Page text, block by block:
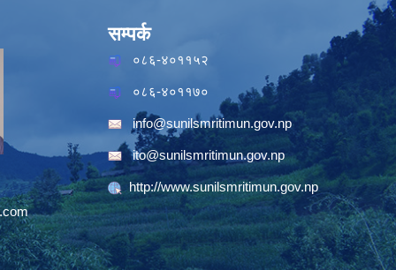
सम्पर्क
०८६-४०११५२
०८६-४०११७०
info@sunilsmritimun.gov.np
ito@sunilsmritimun.gov.np
http://www.sunilsmritimun.gov.np